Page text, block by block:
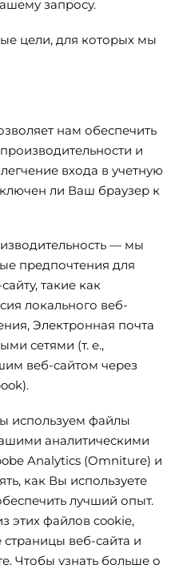
запросу.
цели, для которых мы
нам обеспечить
и
входа в учетную
ли Ваш браузер к
— мы
предпочтения для
такие как
локального веб-
Электронная почта
сетями (т. е.,
веб-сайтом через
используем файлы
аналитическими
Analytics (Omniture) и
как Вы используете
лучший опыт.
этих файлов cookie,
страницы веб-сайта и
Чтобы узнать больше о